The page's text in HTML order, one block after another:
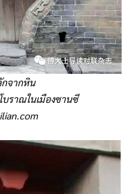
จากหิน
ราณในเมืองซานซี